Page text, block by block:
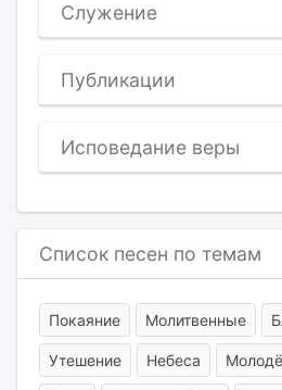
Служение
Публикации
Исповедание веры
Список песен по темам
Покаяние Молитвенные
Утешение Небеса